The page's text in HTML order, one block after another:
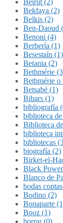
Beirut (2)
Bekfaya (2)
Belkis (2)
Ben-Daoud
Benoni (4)
Berbería (1)
Besestaín (1)
Betania (2)
Bethmérie
Bethmérie
Betsabé (1)
Bibars (1)
bibliografía
biblioteca
Biblioteca
biblioteca
bibliotecas
biografía (2)
Birket-el-
Black
Blanco de
bodas
Bodino (2)
Bonaparte
Booz (1)
borrar (0)